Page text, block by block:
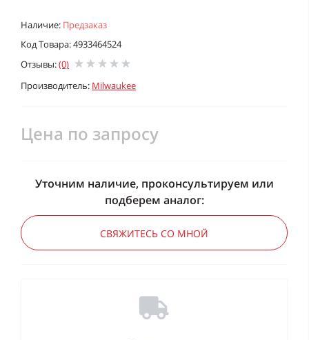
Наличие: Предзаказ
Код Товара: 4933464524
Отзывы:(0)
Производитель: Milwaukee
Цена по запросу
Уточним наличие, проконсультируем или
подберем аналог:
СВЯЖИТЕСЬ СО МНОЙ